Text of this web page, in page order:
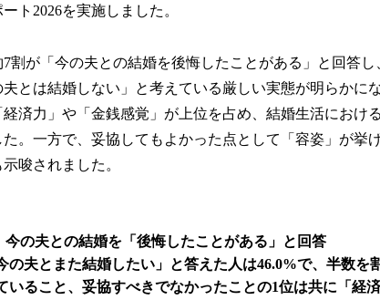
み
込
み
中
で
ト2026を実施しました。
割が「今の夫との結婚を後悔したことがある」と回答
夫とは結婚しない」と考えている厳しい実態が明らかに
済力」や「金銭感覚」が上位を占め、結婚生活におけ
。一方で、妥協してもよかった点として「容姿」が挙
唆されました。
今の夫との結婚を「後悔したことがある」と回答
の夫とまた結婚したい」と答えた人は46.0%で、半数を
いること、妥協すべきでなかったことの1位は共に「経